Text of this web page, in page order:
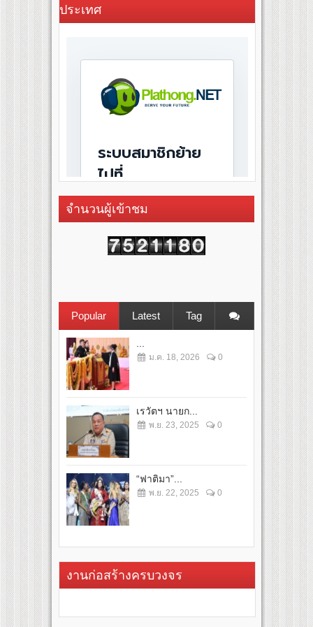
ประเทศ
จำนวนผู้เข้าชม
Popular Latest Tag
...
ม.ค. 18, 2026 0
เรวัตฯ นายก...
พ.ย. 23, 2025 0
“ฟาติมา”...
พ.ย. 22, 2025 0
งานก่อสร้างครบวงจร